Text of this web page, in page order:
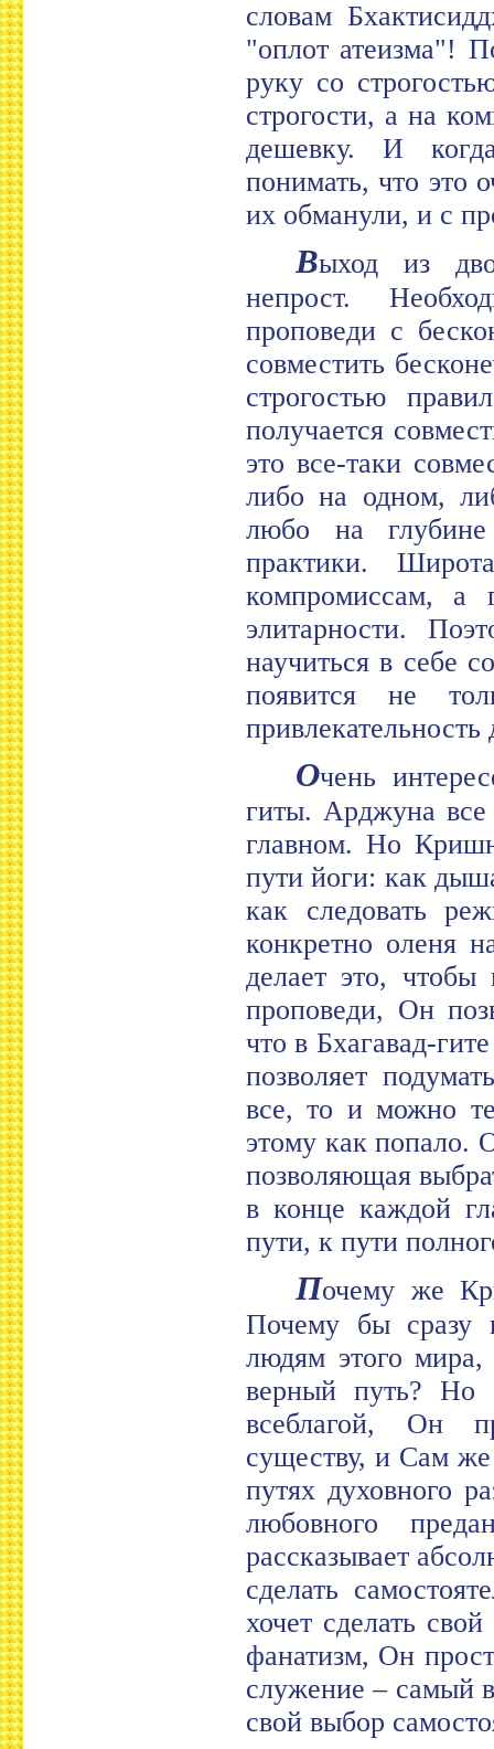
словам
"оплот атеизма"!
руку со
строгости, а на
дешевку. И
понимать, что это
их обманули, и с
Выход из
непрост.
проповеди с
совместить
строгостью
получается
это все-таки
либо на одном,
любо на глубине
практики.
компромиссам, а
элитарности.
научиться в себе
появится не
Очень
гиты. Арджуна
главном. Но
пути йоги: как
как следовать
конкретно оленя
делает это,
проповеди, Он
что в Бхагавад-
позволяет
все, то и можно
этому как попало.
позволяющая
в конце каждой
пути, к пути
Почему же
Почему бы сразу
людям этого мира,
верный путь? Но
всеблагой, Он
существу, и Сам же
путях духовного
любовного
рассказывает
сделать
хочет сделать
фанатизм, Он
служение – самый
свой выбор